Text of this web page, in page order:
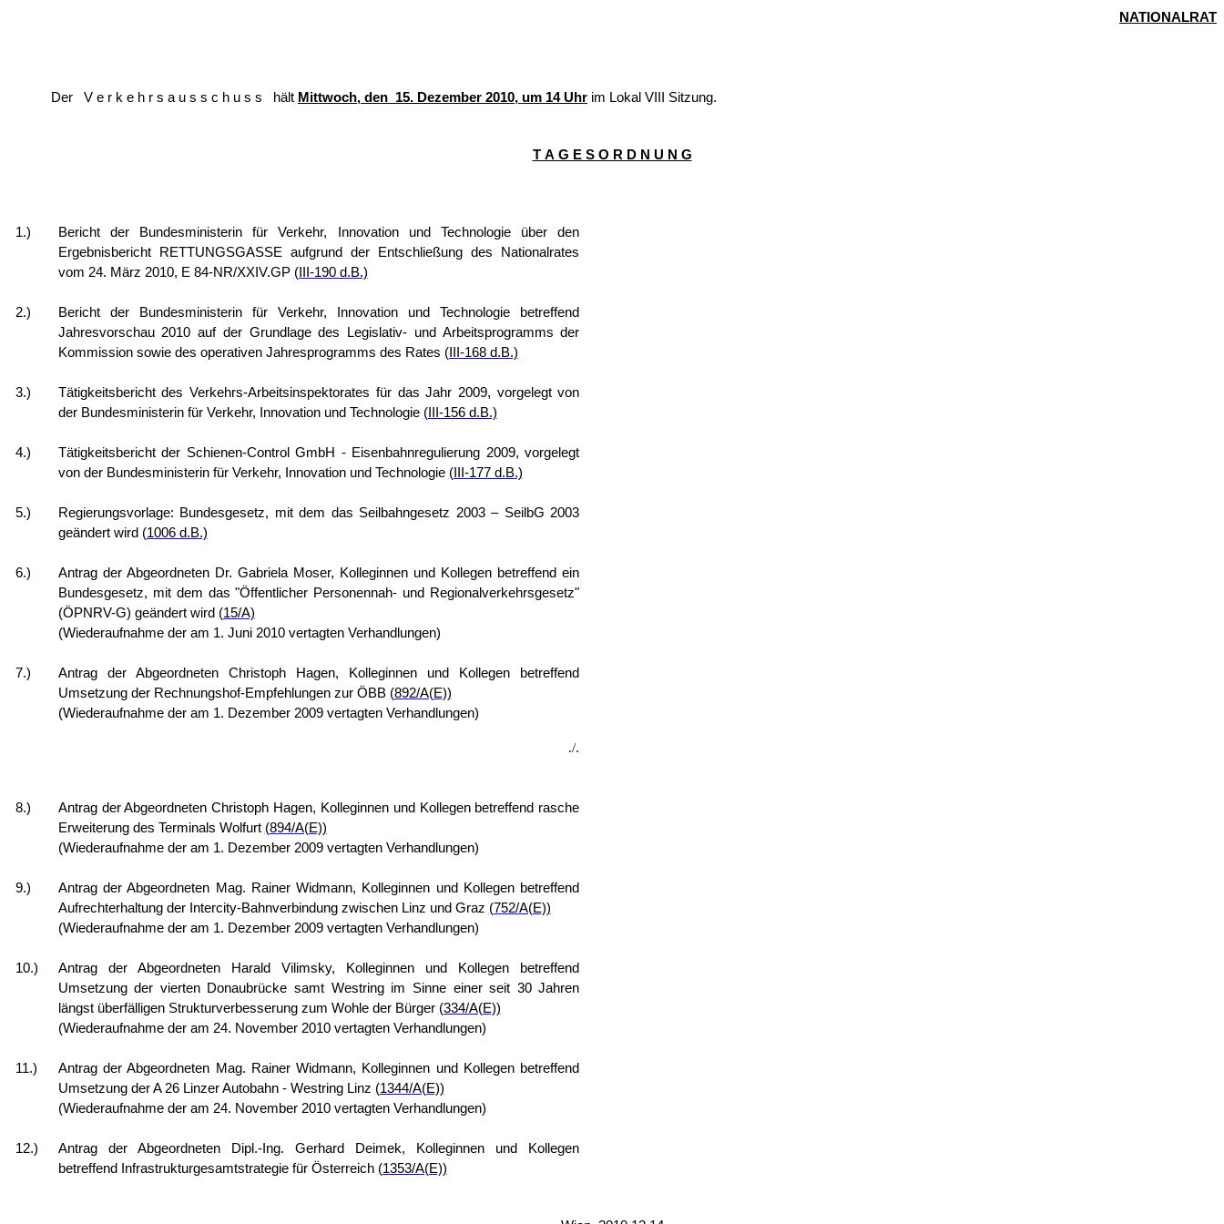
NATIONALRAT
Der V e r k e h r s a u s s c h u s s hält Mittwoch, den 15. Dezember 2010, um 14 Uhr im Lokal VIII Sitzung.
T A G E S O R D N U N G
1.)
Bericht der Bundesministerin für Verkehr, Innovation und Technologie über den
Ergebnisbericht RETTUNGSGASSE aufgrund der Entschließung des Nationalrates
vom 24. März 2010, E 84-NR/XXIV.GP (III-190 d.B.)
2.)
Bericht der Bundesministerin für Verkehr, Innovation und Technologie betreffend
Jahresvorschau 2010 auf der Grundlage des Legislativ- und Arbeitsprogramms der
Kommission sowie des operativen Jahresprogramms des Rates (III-168 d.B.)
3.)
Tätigkeitsbericht des Verkehrs-Arbeitsinspektorates für das Jahr 2009, vorgelegt von
der Bundesministerin für Verkehr, Innovation und Technologie (III-156 d.B.)
4.)
Tätigkeitsbericht der Schienen-Control GmbH - Eisenbahnregulierung 2009, vorgelegt
von der Bundesministerin für Verkehr, Innovation und Technologie (III-177 d.B.)
5.)
Regierungsvorlage: Bundesgesetz, mit dem das Seilbahngesetz 2003 – SeilbG 2003
geändert wird (1006 d.B.)
6.)
Antrag der Abgeordneten Dr. Gabriela Moser, Kolleginnen und Kollegen betreffend ein
Bundesgesetz, mit dem das "Öffentlicher Personennah- und Regionalverkehrsgesetz"
(ÖPNRV-G) geändert wird (15/A)
(Wiederaufnahme der am 1. Juni 2010 vertagten Verhandlungen)
7.)
Antrag der Abgeordneten Christoph Hagen, Kolleginnen und Kollegen betreffend
Umsetzung der Rechnungshof-Empfehlungen zur ÖBB (892/A(E))
(Wiederaufnahme der am 1. Dezember 2009 vertagten Verhandlungen)
./.
8.)
Antrag der Abgeordneten Christoph Hagen, Kolleginnen und Kollegen betreffend rasche
Erweiterung des Terminals Wolfurt (894/A(E))
(Wiederaufnahme der am 1. Dezember 2009 vertagten Verhandlungen)
9.)
Antrag der Abgeordneten Mag. Rainer Widmann, Kolleginnen und Kollegen betreffend
Aufrechterhaltung der Intercity-Bahnverbindung zwischen Linz und Graz (752/A(E))
(Wiederaufnahme der am 1. Dezember 2009 vertagten Verhandlungen)
10.)
Antrag der Abgeordneten Harald Vilimsky, Kolleginnen und Kollegen betreffend
Umsetzung der vierten Donaubrücke samt Westring im Sinne einer seit 30 Jahren
längst überfälligen Strukturverbesserung zum Wohle der Bürger (334/A(E))
(Wiederaufnahme der am 24. November 2010 vertagten Verhandlungen)
11.)
Antrag der Abgeordneten Mag. Rainer Widmann, Kolleginnen und Kollegen betreffend
Umsetzung der A 26 Linzer Autobahn - Westring Linz (1344/A(E))
(Wiederaufnahme der am 24. November 2010 vertagten Verhandlungen)
12.)
Antrag der Abgeordneten Dipl.-Ing. Gerhard Deimek, Kolleginnen und Kollegen
betreffend Infrastrukturgesamtstrategie für Österreich (1353/A(E))